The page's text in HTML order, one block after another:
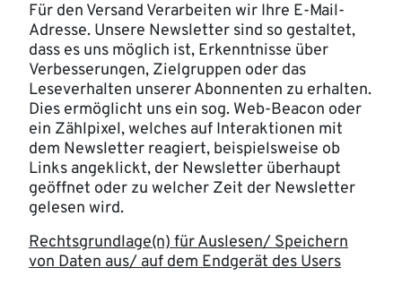
Für den Versand Verarbeiten wir Ihre E-Mail-
Adresse. Unsere Newsletter sind so gestaltet,
dass es uns möglich ist, Erkenntnisse über
Verbesserungen, Zielgruppen oder das
Leseverhalten unserer Abonnenten zu erhalten.
Dies ermöglicht uns ein sog. Web-Beacon oder
ein Zählpixel, welches auf Interaktionen mit
dem Newsletter reagiert, beispielsweise ob
Links angeklickt, der Newsletter überhaupt
geöffnet oder zu welcher Zeit der Newsletter
gelesen wird.
Rechtsgrundlage(n) für Auslesen/ Speichern
von Daten aus/ auf dem Endgerät des Users